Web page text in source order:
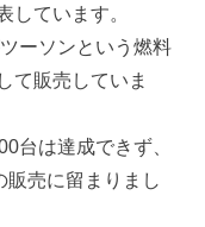
しています。
ーソンという燃料
て販売していま
台は達成できず、
販売に留まりまし